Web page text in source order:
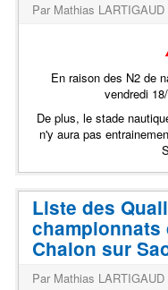
Par Mathias
En raison des N2 de
vendredi
De plus, le stade
n'y aura pas
Liste des
championnats
Chalon sur
Par Mathias